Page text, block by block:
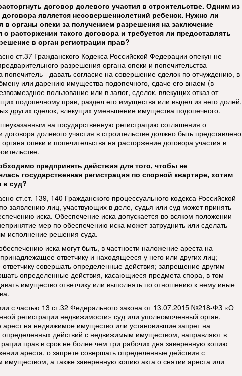
договор долевого участия в строительстве. Одним из
договора является несовершеннолетний ребенок. Нужно ли
в органы опеки за получением разрешения на заключение
о расторжении такого договора и требуется ли предоставлять
в орган регистрации прав?
ст.37 Гражданского Кодекса Российской Федерации опекун не
разрешения органа опеки и попечительства
попечитель - давать согласие на совершение сделок по отчуждению, в
или дарению имущества подопечного, сдаче его внаем (в
пользование или в залог, сделок, влекущих отказ от
подопечному прав, раздел его имущества или выдел из него долей,
других сделок, влекущих уменьшение имущества подопечного.
на государственную регистрацию соглашения о
договора долевого участия в строительстве должно быть представлено
опеки и попечительства на расторжение договора участия в
предпринять действия для того, чтобы не
государственная регистрация по спорной квартире, хотим
в суд?
ст.ст. 139, 140 Гражданского процессуального кодекса Российской
заявлению лиц, участвующих в деле, судья или суд может принять
иска. Обеспечение иска допускается во всяком положении
мер по обеспечению иска может затруднить или сделать
исполнение решения суда.
иска могут быть, в частности наложение ареста на
ответчику и находящееся у него или других лиц;
совершать определенные действия; запрещение другим
определенные действия, касающиеся предмета спора, в том
имущество ответчику или выполнять по отношению к нему иные
с частью 13 ст.32 Федерального закона от 13.07.2015 №218-ФЗ «О
регистрации недвижимости» суд или уполномоченный орган,
на недвижимое имущество или установившие запрет на
действий с недвижимым имуществом, направляют в
прав в срок не более чем три рабочих дня заверенную копию
ареста, о запрете совершать определенные действия с
а также заверенную копию акта о снятии ареста или